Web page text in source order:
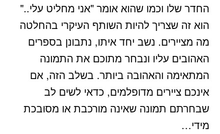
החדר שלו וכמו שהוא אומר "אני מחליט עלי.."
הוא זה שצריך להיות השותף העיקרי בהחלטה
מה מציירים. נשב יחד איתו, נתבונן בספרים
האהובים עליו ונבחר מתוכם את התמונה
המתאימה והאהובה ביותר. בשלב הזה, אם
אינכם ציירים מדופלמים, כדאי לשים לב
שבחרתם תמונה שאינה מורכבת או מסובכת
מידי…